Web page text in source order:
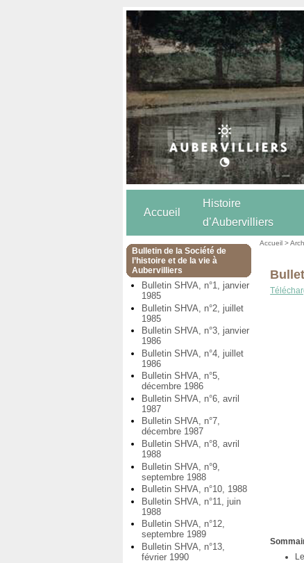
Accueil
Histoire
d’Aubervilliers
Bulletin de la Société de
l’histoire et de la vie à
Aubervilliers
Bulletin SHVA, n°1, janvier
1985
Bulletin SHVA, n°2, juillet
1985
Bulletin SHVA, n°3, janvier
1986
Bulletin SHVA, n°4, juillet
1986
Bulletin SHVA, n°5,
décembre 1986
Bulletin SHVA, n°6, avril
1987
Bulletin SHVA, n°7,
décembre 1987
Bulletin SHVA, n°8, avril
1988
Bulletin SHVA, n°9,
septembre 1988
Bulletin SHVA, n°10, 1988
Bulletin SHVA, n°11, juin
1988
Bulletin SHVA, n°12,
septembre 1989
Bulletin SHVA, n°13,
février 1990
Accueil >